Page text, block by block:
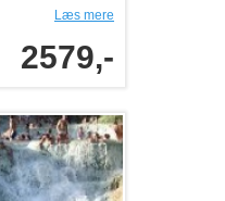
Læs mere
2579,-